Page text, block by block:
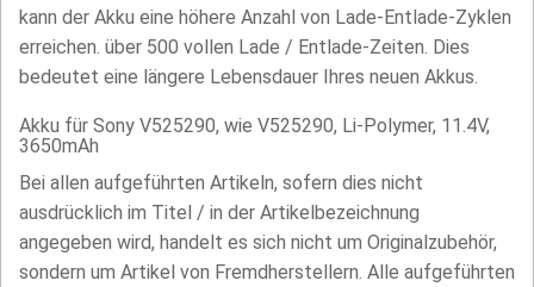
kann der Akku eine höhere Anzahl von Lade-Entlade-Zyklen
erreichen. über 500 vollen Lade / Entlade-Zeiten. Dies
bedeutet eine längere Lebensdauer Ihres neuen Akkus.
Akku für Sony V525290, wie V525290, Li-Polymer, 11.4V,
3650mAh
Bei allen aufgeführten Artikeln, sofern dies nicht
ausdrücklich im Titel / in der Artikelbezeichnung
angegeben wird, handelt es sich nicht um Originalzubehör,
sondern um Artikel von Fremdherstellern. Alle aufgeführten